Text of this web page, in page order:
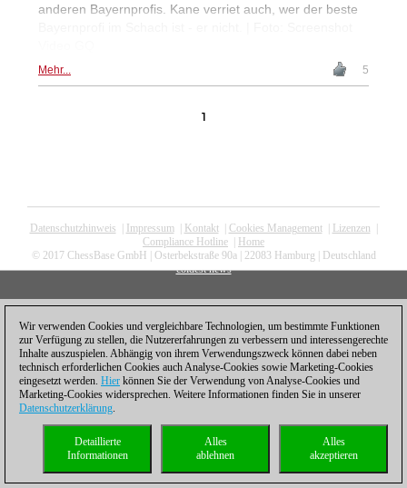
anderen Bayernprofis. Kane verriet auch, wer der beste
Mehr... 5
1
Datenschutzhinweis Impressum| Kontakt| Cookies Management| Lizenzen
Compliance Hotline
Home
© 2017 ChessBase GmbH | Osterbekstraße 90a | 22083 Hamburg | Deutschland
coldest news
Wir verwenden Cookies und vergleichbare Technologien, um bestimmte Funktionen
zur Verfügung zu stellen, die Nutzererfahrungen zu verbessern und interessengerechte
Inhalte auszuspielen. Abhängig von ihrem Verwendungszweck können dabei neben
technisch erforderlichen Cookies auch Analyse-Cookies sowie Marketing-Cookies
eingesetzt werden. Hier können Sie der Verwendung von Analyse-Cookies und
Marketing-Cookies widersprechen. Weitere Informationen finden Sie in unserer
Datenschutzerklärung.
Alles
akzeptieren
Alles
ablehnen
Detaillierte
Informationen